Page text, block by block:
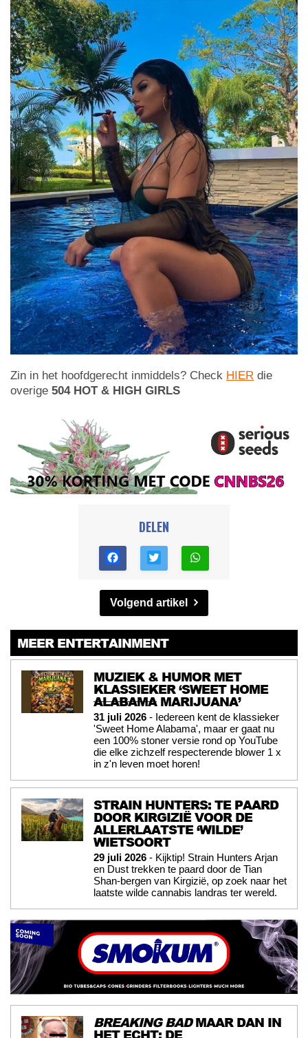
Zin in het hoofdgerecht inmiddels? Check HIER die
overige 504 HOT & HIGH GIRLS
DELEN
Volgend artikel
MEER ENTERTAINMENT
MUZIEK & HUMOR MET
KLASSIEKER ‘SWEET HOME
ALABAMAMARIJUANA’
31 juli 2026 - Iedereen kent de klassieker
'Sweet Home Alabama', maar er gaat nu
een 100% stoner versie rond op YouTube
die elke zichzelf respecterende blower 1 x
in z'n leven moet horen!
STRAIN HUNTERS: TE PAARD
DOOR KIRGIZIË VOOR DE
ALLERLAATSTE ‘WILDE’
WIETSOORT
29 juli 2026 - Kijktip! Strain Hunters Arjan
en Dust trekken te paard door de Tian
Shan-bergen van Kirgizië, op zoek naar het
laatste wilde cannabis landras ter wereld.
BREAKING BADMAAR DAN IN